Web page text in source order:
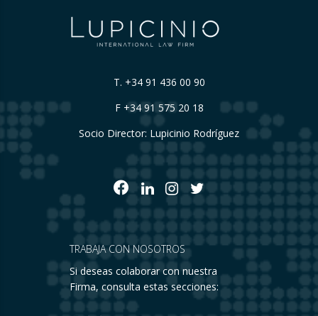
T. +34 91 436 00 90
F +34 91 575 20 18
Socio Director: Lupicinio Rodríguez
TRABAJA CON NOSOTROS
Si deseas colaborar con nuestra
Firma, consulta estas secciones: